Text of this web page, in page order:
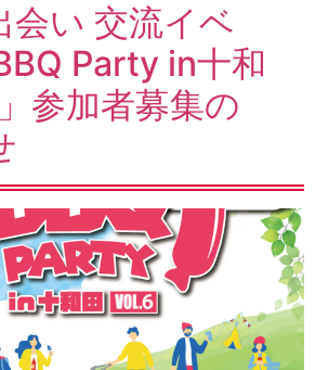
会い 交流イベ
Party in十和
参加者募集の